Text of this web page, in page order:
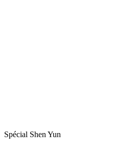
Spécial Shen Yun